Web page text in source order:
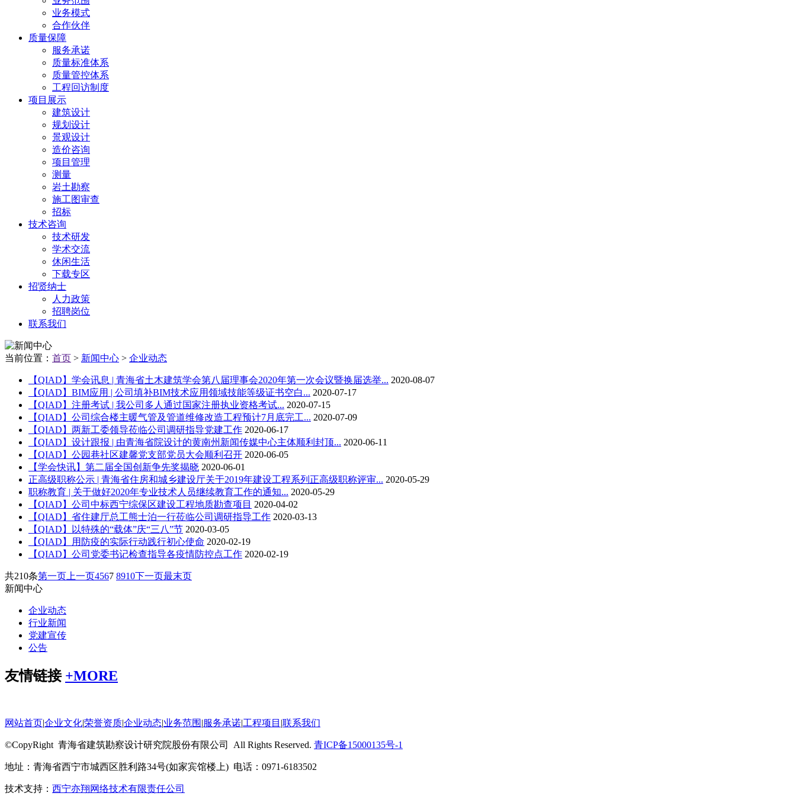
业务模式
合作伙伴
质量保障
服务承诺
质量标准体系
质量管控体系
工程回访制度
项目展示
建筑设计
规划设计
景观设计
造价咨询
项目管理
测量
岩土勘察
施工图审查
招标
技术咨询
技术研发
学术交流
休闲生活
下载专区
招贤纳士
人力政策
招聘岗位
联系我们
当前位置： 首页 > 新闻中心 > 企业动态
【QIAD】学会讯息 | 青海省土木建筑学会第八届理事会2020年第一次会议暨换届选举... 2020-08-07
【QIAD】BIM应用 | 公司填补BIM技术应用领域技能等级证书空白... 2020-07-17
【QIAD】注册考试 | 我公司多人通过国家注册执业资格考试... 2020-07-15
【QIAD】公司综合楼主暖气管及管道维修改造工程预计7月底完工... 2020-07-09
【QIAD】两新工委领导莅临公司调研指导党建工作 2020-06-17
【QIAD】设计跟报 | 由青海省院设计的黄南州新闻传媒中心主体顺利封顶... 2020-06-11
【QIAD】公园巷社区建馨党支部党员大会顺利召开 2020-06-05
【学会快讯】第二届全国创新争先奖揭晓 2020-06-01
正高级职称公示 | 青海省住房和城乡建设厅关于2019年建设工程系列正高级职称评审... 2020-05-29
职称教育 | 关于做好2020年专业技术人员继续教育工作的通知... 2020-05-29
【QIAD】公司中标西宁综保区建设工程地质勘查项目 2020-04-02
【QIAD】省住建厅总工熊士泊一行莅临公司调研指导工作 2020-03-13
【QIAD】以特殊的“载体”庆“三八”节 2020-03-05
【QIAD】用防疫的实际行动践行初心使命 2020-02-19
【QIAD】公司党委书记检查指导各疫情防控点工作 2020-02-19
共210条第一页 上一页4567 8910下一页最末页
新闻中心
企业动态
行业新闻
党建宣传
公告
友情链接 +MORE
网站首页|企业文化|荣誉资质|企业动态|业务范围 |服务承诺|工程项目 |联系我们
©CopyRight 青海省建筑勘察设计研究院股份有限公司 All Rights Reserved. 青ICP备15000135号-1
地址：青海省西宁市城西区胜利路34号(如家宾馆楼上) 电话：0971-6183502
技术支持： 西宁亦翔网络技术有限责任公司